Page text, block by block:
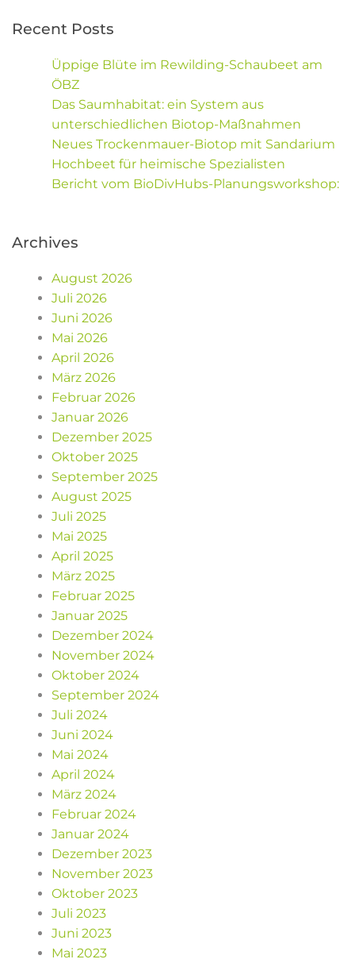
Recent Posts
Üppige Blüte im Rewilding-Schaubeet am
ÖBZ
Das Saumhabitat: ein System aus
unterschiedlichen Biotop-Maßnahmen
Neues Trockenmauer-Biotop mit Sandarium
Hochbeet für heimische Spezialisten
Bericht vom BioDivHubs-Planungsworkshop:
Archives
August 2026
Juli 2026
Juni 2026
Mai 2026
April 2026
März 2026
Februar 2026
Januar 2026
Dezember 2025
Oktober 2025
September 2025
August 2025
Juli 2025
Mai 2025
April 2025
März 2025
Februar 2025
Januar 2025
Dezember 2024
November 2024
Oktober 2024
September 2024
Juli 2024
Juni 2024
Mai 2024
April 2024
März 2024
Februar 2024
Januar 2024
Dezember 2023
November 2023
Oktober 2023
Juli 2023
Juni 2023
Mai 2023